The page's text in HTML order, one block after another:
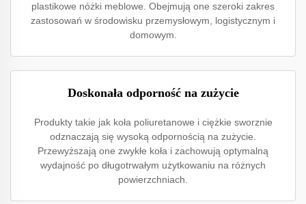
plastikowe nóżki meblowe. Obejmują one szeroki zakres
zastosowań w środowisku przemysłowym, logistycznym i
domowym.
Doskonała odporność na zużycie
Produkty takie jak koła poliuretanowe i ciężkie sworznie
odznaczają się wysoką odpornością na zużycie.
Przewyższają one zwykłe koła i zachowują optymalną
wydajność po długotrwałym użytkowaniu na różnych
powierzchniach.